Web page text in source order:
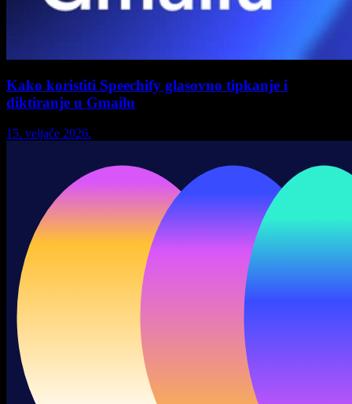
Kako koristiti Speechify glasovno tipkanje i
diktiranje u Gmailu
15. veljače 2026.